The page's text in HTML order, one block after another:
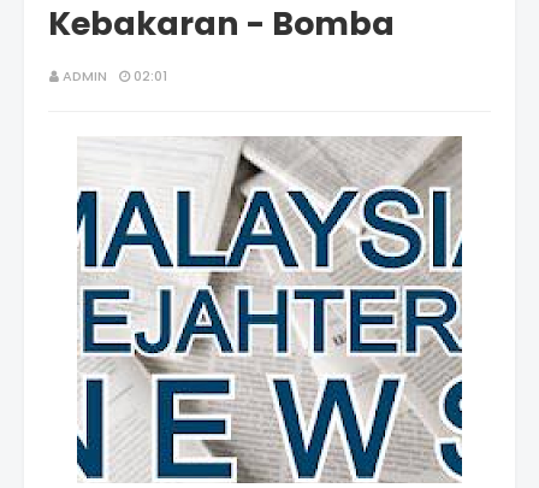
Kebakaran - Bomba
ADMIN 02:01